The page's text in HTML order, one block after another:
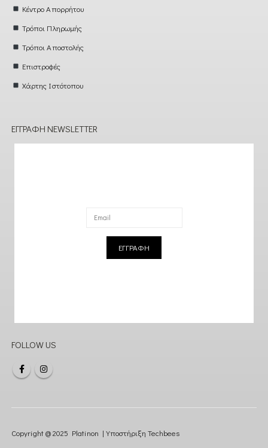
Κέντρο Απορρήτου
Τρόποι Πληρωμής
Τρόποι Αποστολής
Επιστροφές
Χάρτης Ιστότοπου
ΕΓΓΡΑΦΉ NEWSLETTER
ΕΓΓΡΑΦΗ
FOLLOW US
Copyright @ 2025 Platinon | Υποστήριξη Techbees